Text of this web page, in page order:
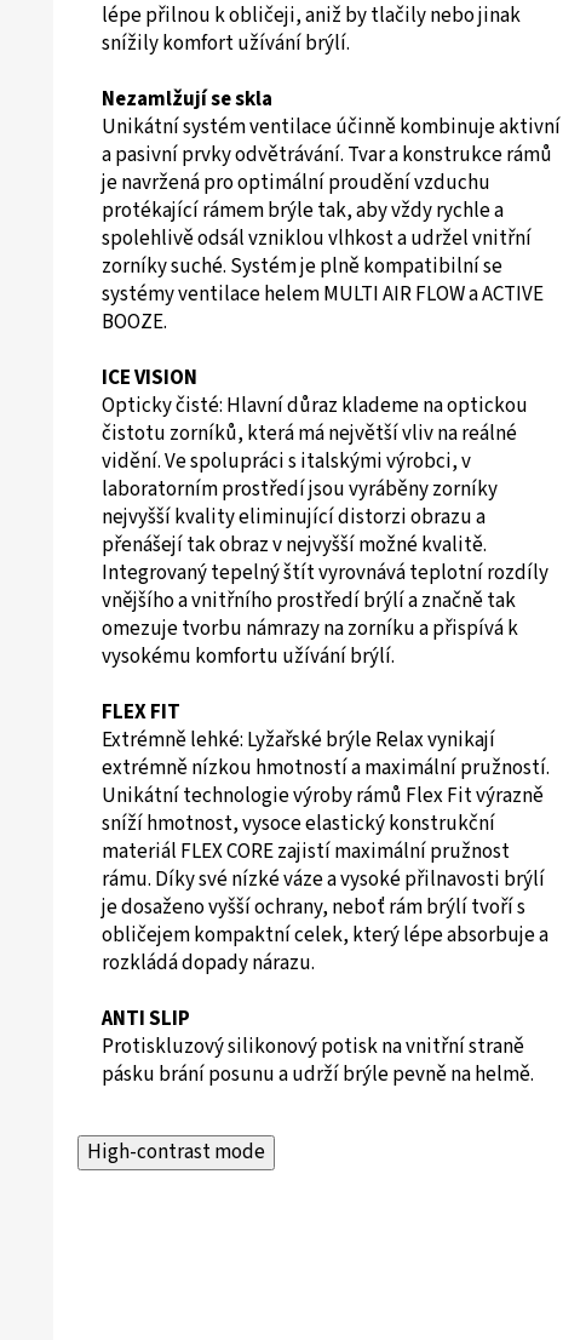
lépe přilnou k obličeji, aniž by tlačily nebo jinak
snížily komfort užívání brýlí.
Nezamlžují se skla
Unikátní systém ventilace účinně kombinuje aktivní
a pasivní prvky odvětrávání. Tvar a konstrukce rámů
je navržená pro optimální proudění vzduchu
protékající rámem brýle tak, aby vždy rychle a
spolehlivě odsál vzniklou vlhkost a udržel vnitřní
zorníky suché. Systém je plně kompatibilní se
systémy ventilace helem MULTI AIR FLOW a ACTIVE
BOOZE.
ICE VISION
Opticky čisté: Hlavní důraz klademe na optickou
čistotu zorníků, která má největší vliv na reálné
vidění. Ve spolupráci s italskými výrobci, v
laboratorním prostředí jsou vyráběny zorníky
nejvyšší kvality eliminující distorzi obrazu a
přenášejí tak obraz v nejvyšší možné kvalitě.
Integrovaný tepelný štít vyrovnává teplotní rozdíly
vnějšího a vnitřního prostředí brýlí a značně tak
omezuje tvorbu námrazy na zorníku a přispívá k
vysokému komfortu užívání brýlí.
FLEX FIT
Extrémně lehké: Lyžařské brýle Relax vynikají
extrémně nízkou hmotností a maximální pružností.
Unikátní technologie výroby rámů Flex Fit výrazně
sníží hmotnost, vysoce elastický konstrukční
materiál FLEX CORE zajistí maximální pružnost
rámu. Díky své nízké váze a vysoké přilnavosti brýlí
je dosaženo vyšší ochrany, neboť rám brýlí tvoří s
obličejem kompaktní celek, který lépe absorbuje a
rozkládá dopady nárazu.
ANTI SLIP
Protiskluzový silikonový potisk na vnitřní straně
pásku brání posunu a udrží brýle pevně na helmě.
High-contrast mode